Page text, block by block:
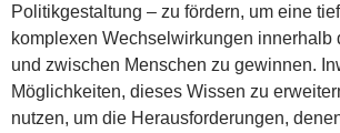
Politikgestaltung – zu fördern, um eine
komplexen Wechselwirkungen innerhalb
und zwischen Menschen zu gewinnen.
Möglichkeiten, dieses Wissen zu
nutzen, um die Herausforderungen,